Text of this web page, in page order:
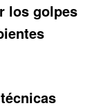
los golpes